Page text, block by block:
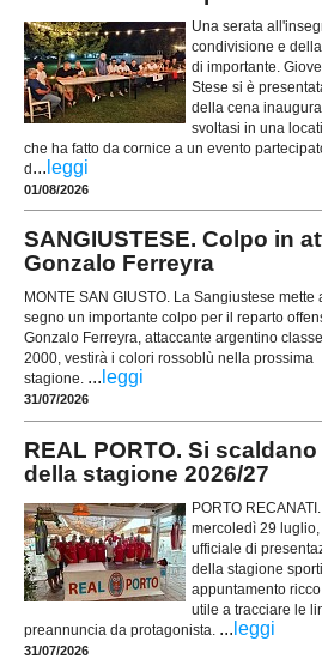
Una serata
condivisione e
di importante.
Stese si è
della cena
svoltasi in una
che ha fatto da cornice a un evento
d ... leggi
01/08/2026
SANGIUSTESE. Colpo in
Gonzalo Ferreyra
MONTE SAN GIUSTO. La Sangiustese mette
segno un importante colpo per il reparto
Gonzalo Ferreyra, attaccante argentino classe
2000, vestirà i colori rossoblù nella prossima
stagione. ... leggi
31/07/2026
REAL PORTO. Si
della stagione 2026/27
PORTO
mercoledì 29
ufficiale di
della stagione
appuntamento
utile a tracciare le
preannuncia da protagonista. ... leggi
31/07/2026